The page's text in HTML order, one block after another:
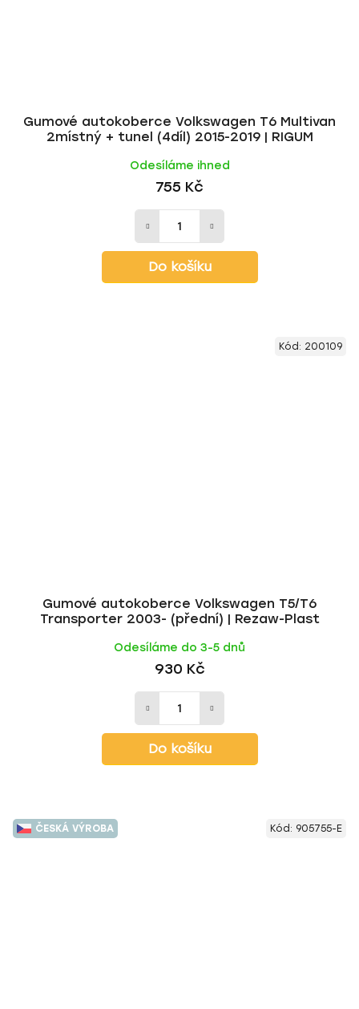
Gumové autokoberce Volkswagen T6 Multivan
2místný + tunel (4díl) 2015-2019 | RIGUM
Odesíláme ihned
755 Kč
Do košíku
Gumové autokoberce Volkswagen T5/T6
Transporter 2003- (přední) | Rezaw-Plast
Odesíláme do 3-5 dnů
930 Kč
Do košíku
Kód: 200109
ČESKÁ VÝROBA Kód: 905755-E